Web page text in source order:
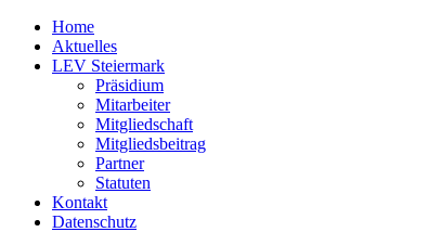
Home
Aktuelles
LEV Steiermark
Präsidium
Mitarbeiter
Mitgliedschaft
Mitgliedsbeitrag
Partner
Statuten
Kontakt
Datenschutz